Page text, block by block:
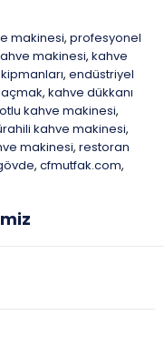
makinesi, profesyonel
makinesi, kahve
, endüstriyel
açmak, kahve dükkanı
kahve makinesi,
kahve makinesi,
makinesi, restoran
, cfmutfak.com,